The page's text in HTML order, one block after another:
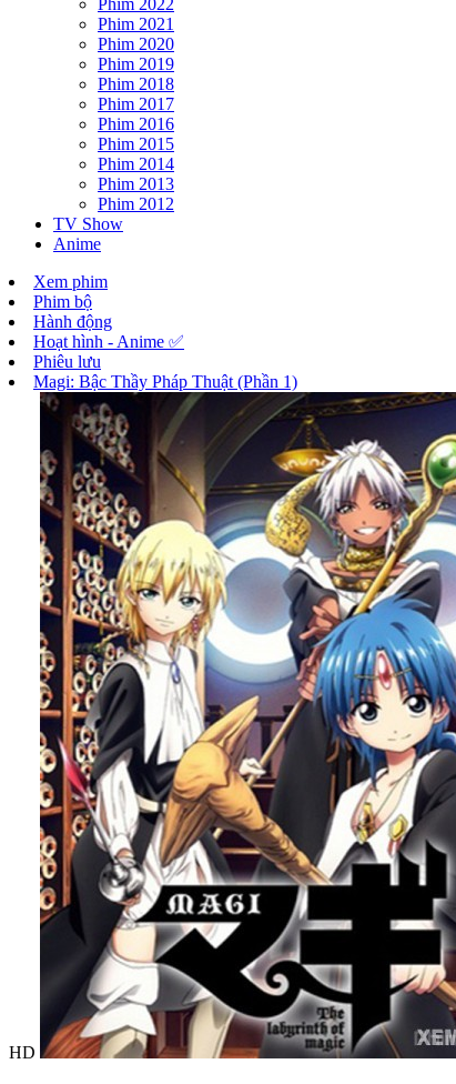
Phim 2022
Phim 2021
Phim 2020
Phim 2019
Phim 2018
Phim 2017
Phim 2016
Phim 2015
Phim 2014
Phim 2013
Phim 2012
TV Show
Anime
Xem phim
Phim bộ
Hành động
Hoạt hình - Anime ✅
Phiêu lưu
Magi: Bậc Thầy Pháp Thuật (Phần 1)
HD